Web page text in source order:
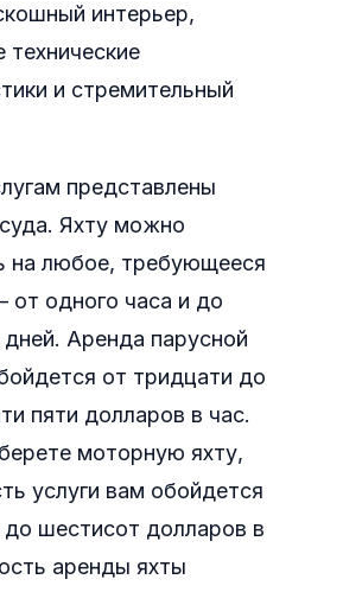
интерьер,
технические
и стремительный
представлены
Яхту можно
на любое, требующееся
от одного часа и до
дней. Аренда парусной
от тридцати до
пяти долларов в час.
моторную яхту,
услуги вам обойдется
до шестисот долларов в
аренды яхты